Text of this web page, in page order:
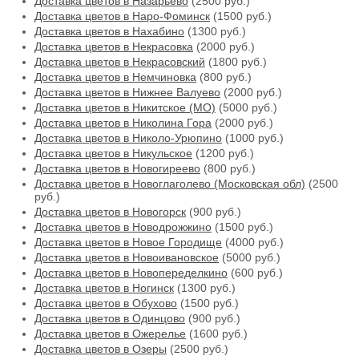
Доставка цветов в Наро-Фоминск (1500 руб.)
Доставка цветов в Нахабино (1300 руб.)
Доставка цветов в Некрасовка (2000 руб.)
Доставка цветов в Некрасовский (1800 руб.)
Доставка цветов в Немчиновка (800 руб.)
Доставка цветов в Нижнее Валуево (2000 руб.)
Доставка цветов в Никитское (МО) (5000 руб.)
Доставка цветов в Николина Гора (2000 руб.)
Доставка цветов в Николо-Урюпино (1000 руб.)
Доставка цветов в Никульское (1200 руб.)
Доставка цветов в Новогиреево (800 руб.)
Доставка цветов в Новоглаголево (Московская обл) (2500
руб.)
Доставка цветов в Новогорск (900 руб.)
Доставка цветов в Новодрожжино (1500 руб.)
Доставка цветов в Новое Городище (4000 руб.)
Доставка цветов в Новоивановское (5000 руб.)
Доставка цветов в Новопеределкино (600 руб.)
Доставка цветов в Ногинск (1300 руб.)
Доставка цветов в Обухово (1500 руб.)
Доставка цветов в Одинцово (900 руб.)
Доставка цветов в Ожерелье (1600 руб.)
Доставка цветов в Озеры (2500 руб.)